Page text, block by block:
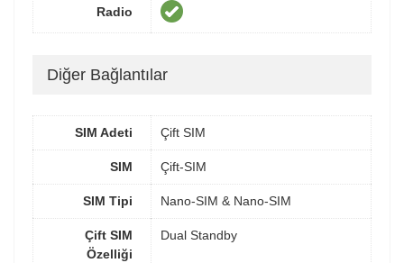
Radio
Diğer Bağlantılar
SIM Adeti Çift SIM
SIM Çift-SIM
SIM Tipi Nano-SIM & Nano-SIM
Çift SIM
Özelliği
Dual Standby